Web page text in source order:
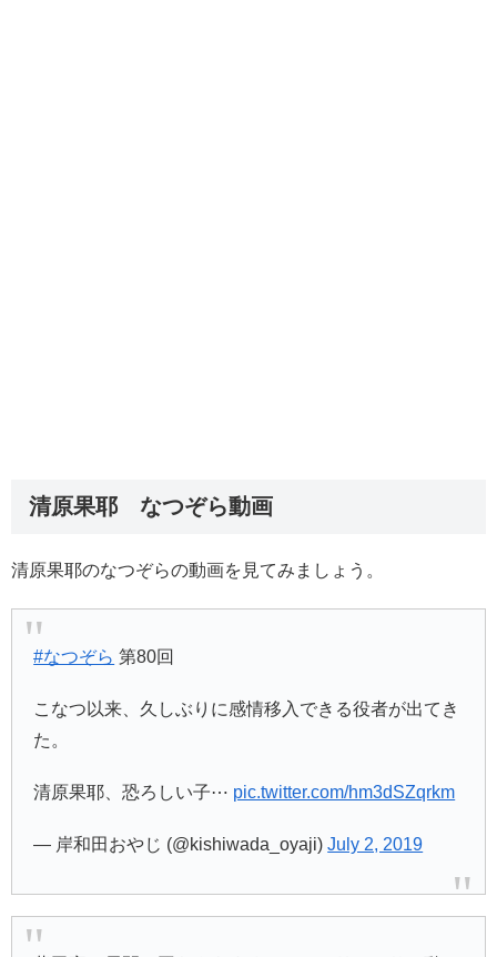
清原果耶 なつぞら動画
清原果耶のなつぞらの動画を見てみましょう。
#なつぞら 第80回
こなつ以来、久しぶりに感情移入できる役者が出てき
た。
清原果耶、恐ろしい子⋯ pic.twitter.com/hm3dSZqrkm
— 岸和田おやじ (@kishiwada_oyaji)July 2, 2019